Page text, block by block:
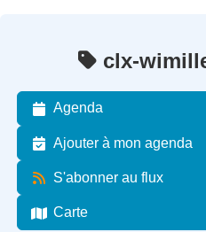
clx-
Agenda
Ajouter à mon agenda
S'abonner au flux
Carte